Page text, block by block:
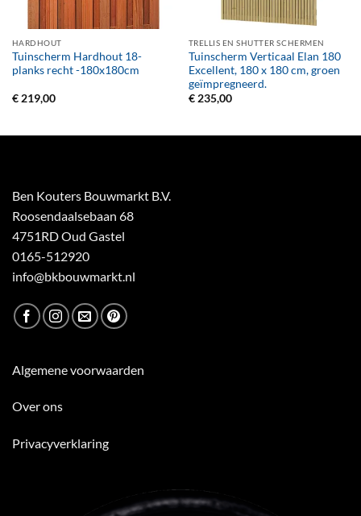
HARDHOUT
Tuinscherm Hardhout 18-
planks recht -180x180cm
€219,00
TRELLIS EN SHUTTER SCHERMEN
Tuinscherm Verticaal Elan 180
Excellent, 180 x 180 cm, groen
geïmpregneerd.
€235,00
Ben Kouters Bouwmarkt B.V.
Roosendaalsebaan 68
4751RD Oud Gastel
0165-512920
info@bkbouwmarkt.nl
Algemene voorwaarden
Over ons
Privacyverklaring